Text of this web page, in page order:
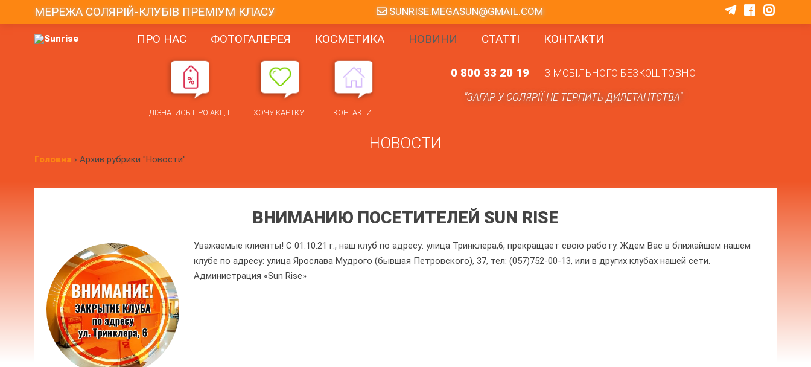
ПРО НАС ФОТОГАЛЕРЕЯ КОСМЕТИКА НОВИНИ СТАТТІ КОНТАКТИ
ДІЗНАТИСЬ ПРО АКЦІЇ ХОЧУ КАРТКУ КОНТАКТИ
МЕРЕЖА СОЛЯРІЙ-КЛУБІВ ПРЕМІУМ КЛАСУ SUNRISE.MEGASUN@GMAIL.COM
0 800 33 20 19 З МОБІЛЬНОГО БЕЗКОШТОВНО
"ЗАГАР У СОЛЯРІЇ НЕ ТЕРПИТЬ ДИЛЕТАНТСТВА"
НОВОСТИ
Головна › Архив рубрики "Новости"
ВНИМАНИЮ ПОСЕТИТЕЛЕЙ SUN RISE
Уважаемые клиенты! С 01.10.21 г., наш клуб по адресу: улица Тринклера,6, прекращает свою работу. Ждем Вас в ближайшем нашем
клубе по адресу: улица Ярослава Мудрого (бывшая Петровского), 37, тел: (057)752-00-13, или в других клубах нашей сети.
Администрация «Sun Rise»